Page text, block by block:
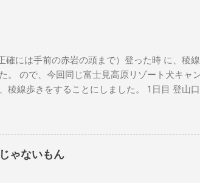
。そちらでも、良性とも悪性ともわからず、
の体への負担を気にされていました。私も気
した。 2024年 9月 私がH1N1にかかって2階
にのっかてきました。腕に腫瘍はあっても、
り、キャンプに行ったりもしていました。
予約を取り、私も半休をとって連れて行きま
ので見てもらったら」という提案をいただき
一つは、いくらかけても電話は通じませんで
確には手前の赤岩の頭まで）登った時 に、稜
。 ので、今回同じ富士見高原リゾート犬キャ
稜線歩きをすることにしました。 1日目 登山
、通学の高校生でいっぱいでした。しかし都
乗車してくる生徒全てが互いのことを知って
校生だけではなく、小学生も同じ会話の輪に
。 小海駅を降りたら、地元バスで「みどり池
ゃないもん